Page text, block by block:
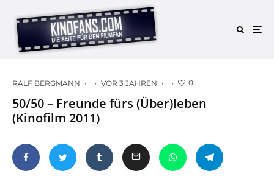
RALF BERGMANN · · VOR 3 JAHREN · · 0
50/50 – Freunde fürs (Über)leben
(Kinofilm 2011)